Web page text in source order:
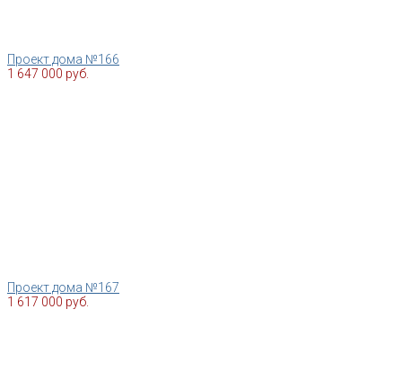
Проект дома №166
1 647 000 руб.
Проект дома №167
1 617 000 руб.